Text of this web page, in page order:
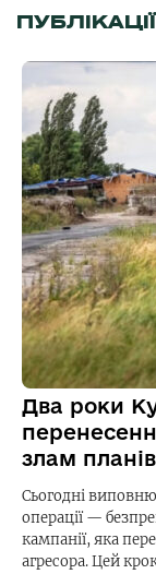
ПУБЛІКАЦІЇ
Два роки
злам
Сьогодні
операції —
кампанії, яка
агресора. Цей